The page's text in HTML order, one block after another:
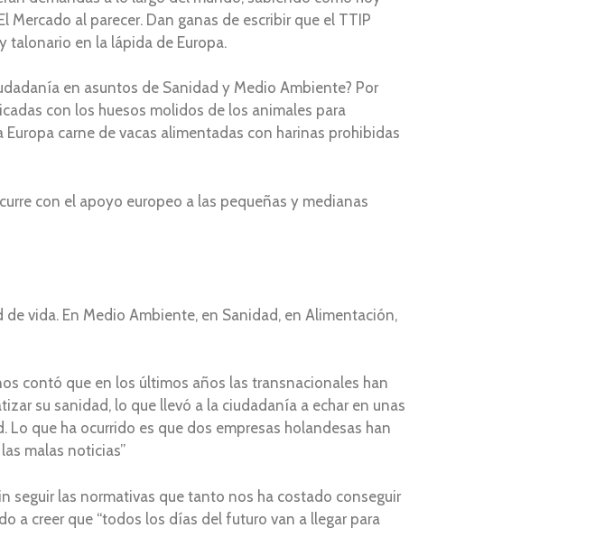
Mercado al parecer. Dan ganas de escribir que el TTIP
talonario en la lápida de Europa.
en asuntos de Sanidad y Medio Ambiente? Por
con los huesos molidos de los animales para
carne de vacas alimentadas con harinas prohibidas
con el apoyo europeo a las pequeñas y medianas
vida. En Medio Ambiente, en Sanidad, en Alimentación,
contó que en los últimos años las transnacionales han
su sanidad, lo que llevó a la ciudadanía a echar en unas
Lo que ha ocurrido es que dos empresas holandesas han
malas noticias”
seguir las normativas que tanto nos ha costado conseguir
a creer que “todos los días del futuro van a llegar para